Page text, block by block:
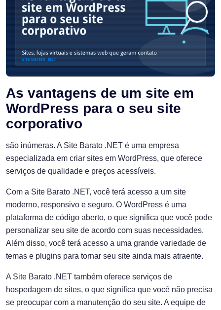
As vantagens de um site em
WordPress para o seu site
corporativo
são inúmeras. A Site Barato .NET é uma empresa
especializada em criar sites em WordPress, que oferece
serviços de qualidade e preços acessíveis.
Com a Site Barato .NET, você terá acesso a um site
moderno, responsivo e seguro. O WordPress é uma
plataforma de código aberto, o que significa que você pode
personalizar seu site de acordo com suas necessidades.
Além disso, você terá acesso a uma grande variedade de
temas e plugins para tornar seu site ainda mais atraente.
A Site Barato .NET também oferece serviços de
hospedagem de sites, o que significa que você não precisa
se preocupar com a manutenção do seu site. A equipe de